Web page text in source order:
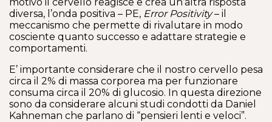
diversa, l’onda positiva – PE, Error Positivity– il
meccanismo che permette di rivalutare in modo
cosciente quanto successo e adattare strategie e
comportamenti.
E’ importante considerare che il nostro cervello pesa
circa il 2% di massa corporea ma per funzionare
consuma circa il 20% di glucosio. In questa direzione
sono da considerare alcuni studi condotti da Daniel
Kahneman che parlano di “pensieri lenti e veloci”.